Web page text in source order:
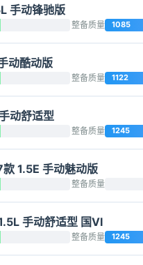
手动锋驰版
整备质量 1085
动酷动版
整备质量 1122
动舒适型
整备质量 1245
1.5E 手动魅动版
整备质量
手动舒适型 国VI
整备质量 1245